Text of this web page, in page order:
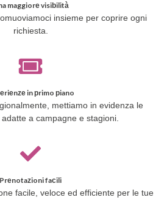
maggiore visibilità
insieme per coprire ogni
richiesta.
in primo piano
mettiamo in evidenza le
a campagne e stagioni.
Prenotazioni facili
facile, veloce ed efficiente per le tue